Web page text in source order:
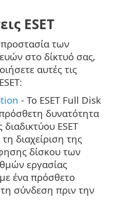
ESET
προστασία των
στο δίκτυό σας,
αυτές τις
- Το ESET Full Disk
δυνατότητα
ESET
τη διαχείριση της
δίσκου των
εργασίας
ένα πρόσθετο
σύνδεση πριν την